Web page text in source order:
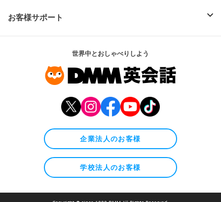
お客様サポート
世界中とおしゃべりしよう
企業法人のお客様
学校法人のお客様